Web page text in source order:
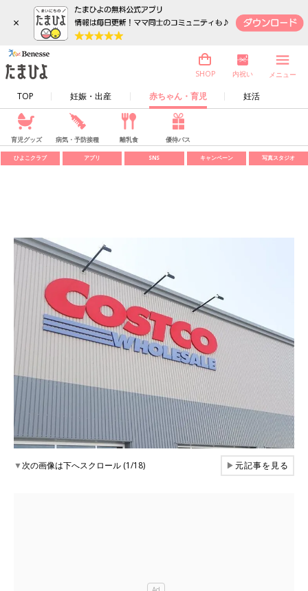
×
TOP 妊娠・出産 赤ちゃん・育児 妊活
SHOP 内祝い メニュー
育児グッズ 病気・予防接種 離乳食 優待パス
ひよこクラブ アプリ SNS キャンペーン 写真スタジオ
▼次の画像は下へスクロール (1/18) ▶元記事を見る